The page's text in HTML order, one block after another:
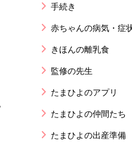
手続き
赤ちゃんの病気・症
きほんの離乳食
監修の先生
たまひよのアプリ
たまひよの仲間たち
たまひよの出産準備